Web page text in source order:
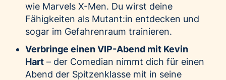
wie Marvels X-Men. Du wirst deine
Fähigkeiten als Mutant:in entdecken und
sogar im Gefahrenraum trainieren.
Verbringe einen VIP-Abend mit Kevin
Hart – der Comedian nimmt dich für einen
Abend der Spitzenklasse mit in seine